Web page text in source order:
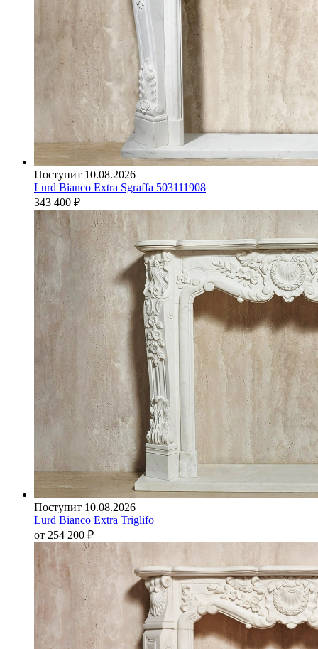
Поступит 10.08.2026
Lurd Bianco Extra Sgraffa 503111908
343 400 ₽
Поступит 10.08.2026
Lurd Bianco Extra Triglifo
от 254 200 ₽